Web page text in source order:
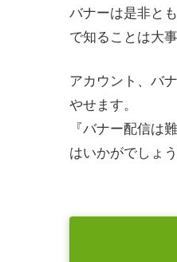
バナーは是非と
で知ることは大
アカウント、バ
やせます。
『バナー配信は
はいかがでしょ